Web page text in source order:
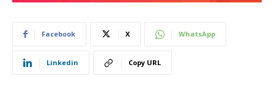
Facebook X WhatsApp
Linkedin Copy URL